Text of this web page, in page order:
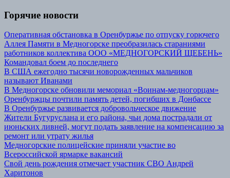
Горячие новости
Оперативная обстановка в Оренбуржье по отпуску горючего
Аллея Памяти в Медногорске преобразилась стараниями
работников коллектива ООО «МЕДНОГОРСКИЙ ЩЕБЕНЬ»
Командовал боем до последнего
В США ежегодно тысячи новорожденных мальчиков
называют Иванами
В Медногорске обновили мемориал «Воинам-медногорцам»
Оренбуржцы почтили память детей, погибших в Донбассе
В Оренбуржье развивается добровольческое движение
Жители Бугуруслана и его района, чьи дома пострадали от
июньских ливней, могут подать заявление на компенсацию за
ремонт или утрату жилья
Медногорские полицейские приняли участие во
Всероссийской ярмарке вакансий
Свой день рождения отмечает участник СВО Андрей
Харитонов